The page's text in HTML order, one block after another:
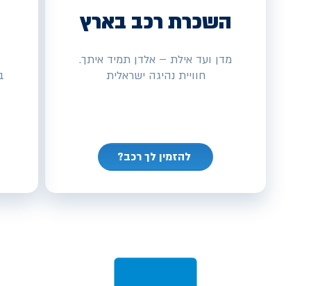
השכרת רכב בארץ
מדן ועד אילת – אלדן תמיד איתך.
חוויית נהיגה ישראלית
להזמין לך רכב?